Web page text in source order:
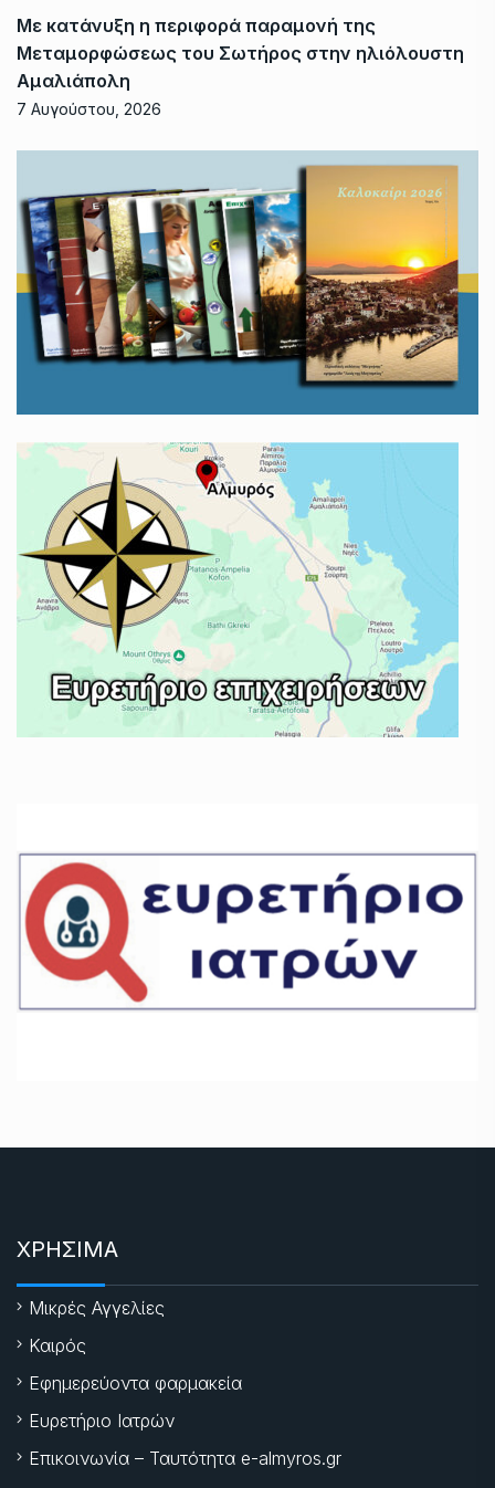
Με κατάνυξη η περιφορά παραμονή της
Μεταμορφώσεως του Σωτήρος στην ηλιόλουστη
Αμαλιάπολη
7 Αυγούστου, 2026
ΧΡΗΣΙΜΑ
Μικρές Αγγελίες
Καιρός
Εφημερεύοντα φαρμακεία
Ευρετήριο Ιατρών
Επικοινωνία – Ταυτότητα e-almyros.gr